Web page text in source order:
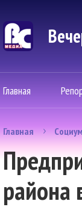
Главная
Главная
района